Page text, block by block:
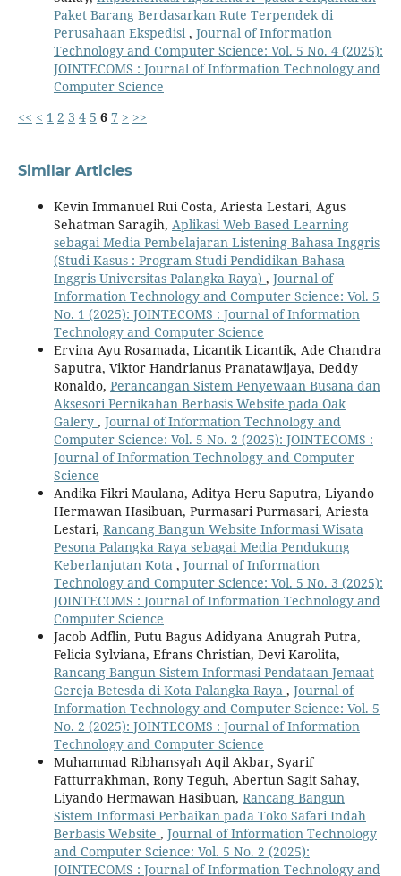
Paket Barang Berdasarkan Rute Terpendek di
Perusahaan Ekspedisi, Journal of Information
Technology and Computer Science: Vol. 5 No. 4 (2025):
JOINTECOMS : Journal of Information Technology and
Computer Science
<< < 1 2 3 4 5 6 7 > >>
Similar Articles
Kevin Immanuel Rui Costa, Ariesta Lestari, Agus
Sehatman Saragih, Aplikasi Web Based Learning
sebagai Media Pembelajaran Listening Bahasa Inggris
(Studi Kasus : Program Studi Pendidikan Bahasa
Inggris Universitas Palangka Raya) , Journal of
Information Technology and Computer Science: Vol. 5
No. 1 (2025): JOINTECOMS : Journal of Information
Technology and Computer Science
Ervina Ayu Rosamada, Licantik Licantik, Ade Chandra
Saputra, Viktor Handrianus Pranatawijaya, Deddy
Ronaldo, Perancangan Sistem Penyewaan Busana dan
Aksesori Pernikahan Berbasis Website pada Oak
Galery , Journal of Information Technology and
Computer Science: Vol. 5 No. 2 (2025): JOINTECOMS :
Journal of Information Technology and Computer
Science
Andika Fikri Maulana, Aditya Heru Saputra, Liyando
Hermawan Hasibuan, Purmasari Purmasari, Ariesta
Lestari, Rancang Bangun Website Informasi Wisata
Pesona Palangka Raya sebagai Media Pendukung
Keberlanjutan Kota , Journal of Information
Technology and Computer Science: Vol. 5 No. 3 (2025):
JOINTECOMS : Journal of Information Technology and
Computer Science
Jacob Adflin, Putu Bagus Adidyana Anugrah Putra,
Felicia Sylviana, Efrans Christian, Devi Karolita,
Rancang Bangun Sistem Informasi Pendataan Jemaat
Gereja Betesda di Kota Palangka Raya , Journal of
Information Technology and Computer Science: Vol. 5
No. 2 (2025): JOINTECOMS : Journal of Information
Technology and Computer Science
Muhammad Ribhansyah Aqil Akbar, Syarif
Fatturrakhman, Rony Teguh, Abertun Sagit Sahay,
Liyando Hermawan Hasibuan, Rancang Bangun
Sistem Informasi Perbaikan pada Toko Safari Indah
Berbasis Website , Journal of Information Technology
and Computer Science: Vol. 5 No. 2 (2025):
JOINTECOMS : Journal of Information Technology and